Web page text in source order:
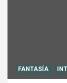
FANTASÍA